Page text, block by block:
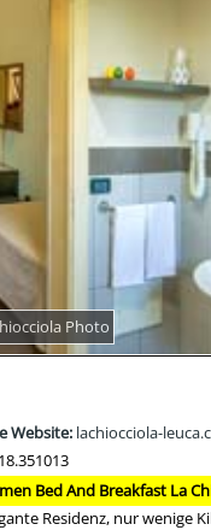
Photo
Website: lachiocciola-
Bed And Breakfast La
Residenz, nur wenige